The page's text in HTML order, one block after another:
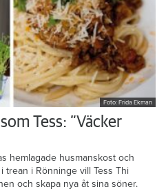
Foto: Frida Ekman
Tess: ”Väcker
hemlagade husmanskost och
trean i Rönninge vill Tess Thi
och skapa nya åt sina söner.